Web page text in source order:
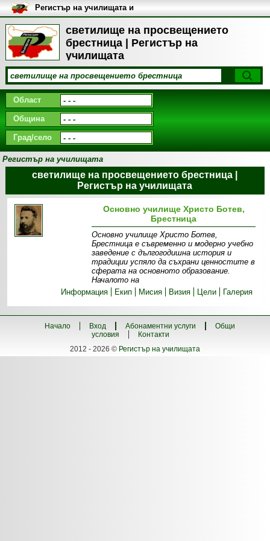
светилище на просвещението
брестница | Регистър на
училищата
Регистър на училищата и
университетите в България
Област
Община
Град/село
Регистър на училищата
светилище на просвещението брестница |
Регистър на училищата
Основно училище Христо Ботев,
Брестница
Основно училище Христо Ботев,
Брестница е съвременно и модерно учебно
заведение с дългогодишна история и
традиции успяло да съхрани ценностите в
сферата на основното образование.
Началото на
Информация
Екип Мисия Визия Цели Галерия
Начало Вход Абонаментни услуги
Общи
условия
Контакти
2012 - 2026 © Регистър на училищата